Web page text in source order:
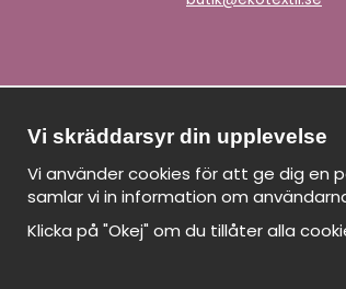
Vi skräddarsyr din upplevelse
Vi använder cookies för att ge dig en
samlar vi in information om
Klicka på "Okej" om du tillåter alla